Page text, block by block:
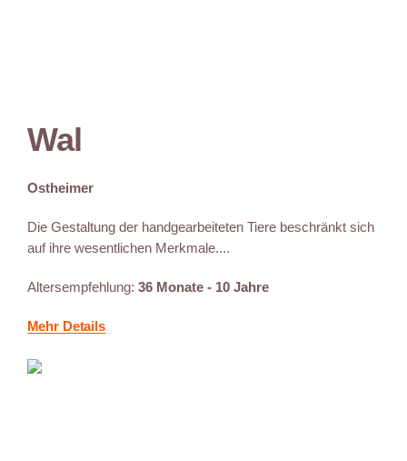
Wal
Ostheimer
Die Gestaltung der handgearbeiteten Tiere beschränkt sich
auf ihre wesentlichen Merkmale....
Altersempfehlung: 36 Monate - 10 Jahre
Mehr Details